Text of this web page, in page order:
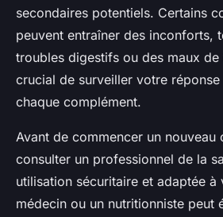
secondaires potentiels. Certains
peuvent entraîner des inconforts,
troubles digestifs ou des maux
crucial de surveiller votre
chaque complément.
Avant de commencer un nouveau
consulter un professionnel de la
utilisation sécuritaire et adaptée à
médecin ou un nutritionniste peut